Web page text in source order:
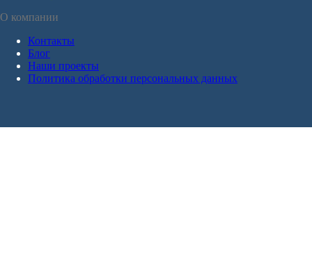
О компании
Контакты
Блог
Наши проекты
Политика обработки персональных данных